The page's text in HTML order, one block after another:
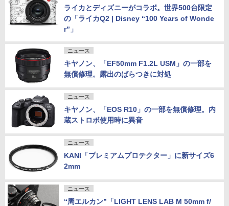
ライカとディズニーがコラボ。世界500台限定
の「ライカQ2 | Disney “100 Years of Wonde
r”」
ニュース
キヤノン、「EF50mm F1.2L USM」の一部を
無償修理。露出のばらつきに対処
ニュース
キヤノン、「EOS R10」の一部を無償修理。内
蔵ストロボ使用時に異音
ニュース
KANI「プレミアムプロテクター」に新サイズ6
2mm
ニュース
“周エルカン”「LIGHT LENS LAB M 50mm f/